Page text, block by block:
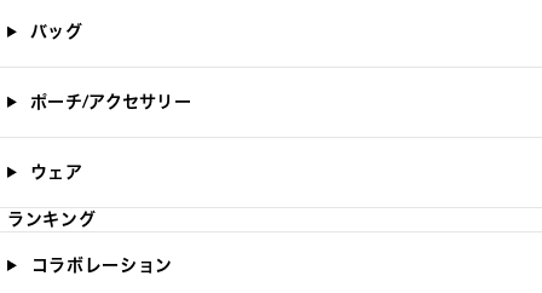
バッグ
ポーチ/アクセサリー
ウェア
ランキング
コラボレーション